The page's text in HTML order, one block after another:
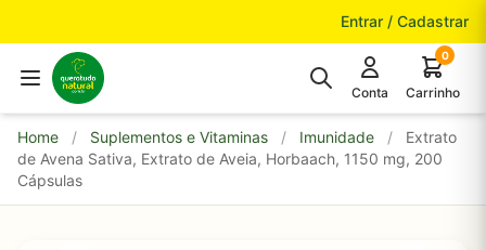
Entrar / Cadastrar
Conta
0
Carrinho
Home / Suplementos e Vitaminas / Imunidade /
Extrato
de Avena Sativa, Extrato de Aveia, Horbaach, 1150 mg, 200
Cápsulas